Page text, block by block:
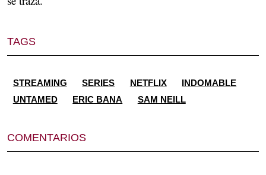
TAGS
STREAMING SERIES NETFLIX
INDOMABLE
UNTAMED
ERIC BANA SAM NEILL
COMENTARIOS